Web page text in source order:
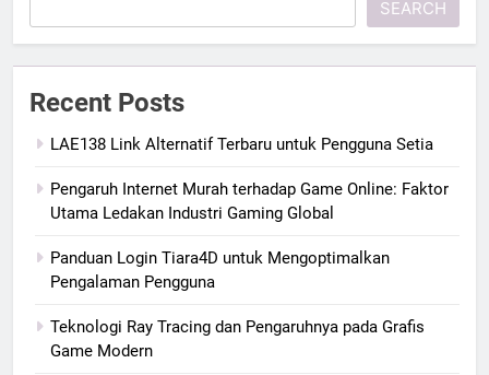
SEARCH
Recent Posts
LAE138 Link Alternatif Terbaru untuk Pengguna Setia
Pengaruh Internet Murah terhadap Game Online: Faktor
Utama Ledakan Industri Gaming Global
Panduan Login Tiara4D untuk Mengoptimalkan
Pengalaman Pengguna
Teknologi Ray Tracing dan Pengaruhnya pada Grafis
Game Modern